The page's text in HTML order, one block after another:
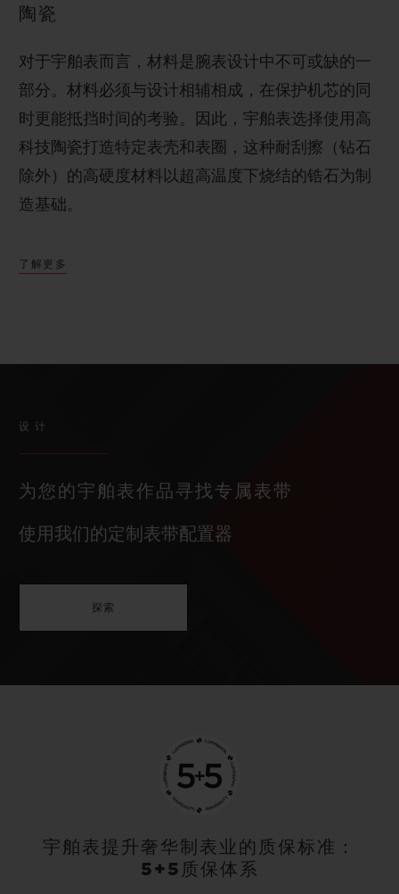
陶瓷
对于宇舶表而言，材料是腕表设计中不可或缺的一
部分。材料必须与设计相辅相成，在保护机芯的同
时更能抵挡时间的考验。因此，宇舶表选择使用高
科技陶瓷打造特定表壳和表圈，这种耐刮擦（钻石
除外）的高硬度材料以超高温度下烧结的锆石为制
造基础。
了解更多
设计
为您的宇舶表作品寻找专属表带
使用我们的定制表带配置器
探索
宇舶表提升奢华制表业的质保标准：
5+5质保体系